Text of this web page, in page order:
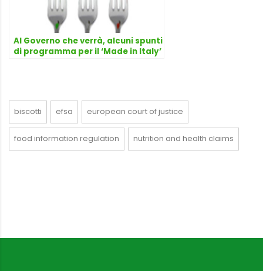
Al Governo che verrà, alcuni spunti
di programma per il ‘Made in Italy’
biscotti efsa european court of justice
food information regulation nutrition and health claims